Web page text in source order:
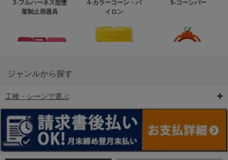
3-フルハーネス型墜
落制止用器具
4-カラーコーン・パ
イロン
5-コーンバー
6-矢印板/LED矢印板
ンス
ジャンルから探す
工種・シーンで選ぶ